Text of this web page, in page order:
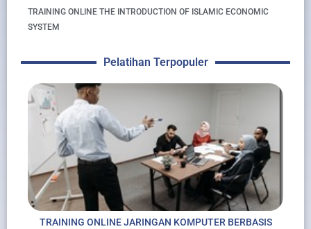
TRAINING ONLINE THE INTRODUCTION OF ISLAMIC ECONOMIC
SYSTEM
Pelatihan Terpopuler
TRAINING ONLINE JARINGAN KOMPUTER BERBASIS